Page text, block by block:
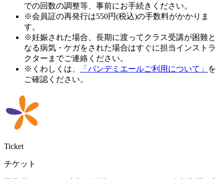
での回数の調整等、事前にお手続きください。
※会員証の再発行は550円(税込)の手数料がかかりま
す。
※妊娠された場合、長期に渡ってクラス受講が困難と
なる病気・ケガをされた場合はすぐに担当インストラ
クターまでご連絡ください。
※くわしくは、
「バンデミエールご利用について」
を
ご確認ください。
Ticket
チケット